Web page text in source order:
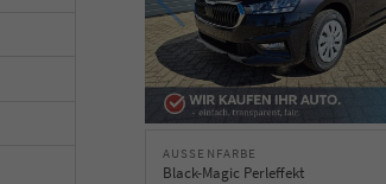
AUSSENFARBE
Black-Magic Perleffekt